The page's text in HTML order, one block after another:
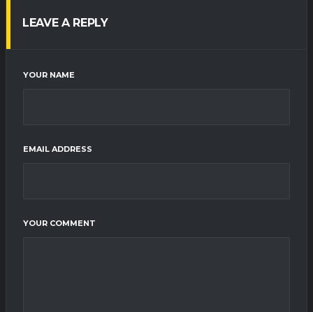
LEAVE A REPLY
YOUR NAME
EMAIL ADDRESS
YOUR COMMENT